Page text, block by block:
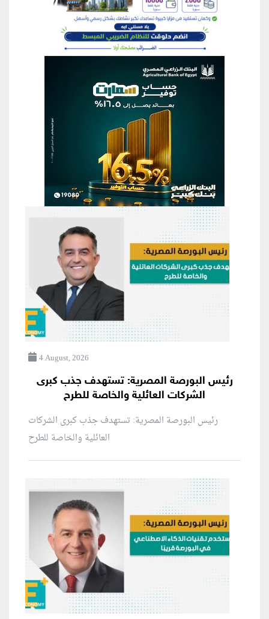
منطقة إعلانية
4 August, 2026
رئيس البورصة المصرية: تستهدف جذب كبرى
الشركات العائلية والخاصة للطرح
رئيس البورصة المصرية: تستهدف جذب كبرى الشركات
العائلية والخاصة للطرح